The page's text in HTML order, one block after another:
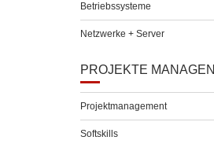
Betriebssysteme
Netzwerke + Server
PROJEKTE MANAGEN
Projektmanagement
Softskills